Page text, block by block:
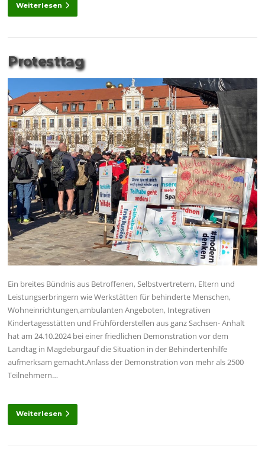
Weiterlesen
Protesttag
Ein breites Bündnis aus Betroffenen, Selbstvertretern, Eltern und
Leistungserbringern wie Werkstätten für behinderte Menschen,
Wohneinrichtungen,ambulanten Angeboten, Integrativen
Kindertagesstätten und Frühförderstellen aus ganz Sachsen- Anhalt
hat am 24.10.2024 bei einer friedlichen Demonstration vor dem
Landtag in Magdeburgauf die Situation in der Behindertenhilfe
aufmerksam gemacht.Anlass der Demonstration von mehr als 2500
Teilnehmern…
Weiterlesen